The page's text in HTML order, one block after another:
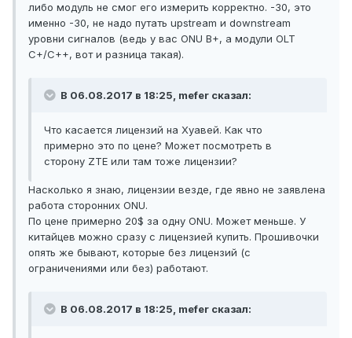
либо модуль не смог его измерить корректно. -30, это
именно -30, не надо путать upstream и downstream
уровни сигналов (ведь у вас ONU B+, а модули OLT
C+/C++, вот и разница такая).
В 06.08.2017 в 18:25, mefer сказал:
Что касается лицензий на Хуавей. Как что
примерно это по цене? Может посмотреть в
сторону ZTE или там тоже лицензии?
Насколько я знаю, лицензии везде, где явно не заявлена
работа сторонних ONU.
По цене примерно 20$ за одну ONU. Может меньше. У
китайцев можно сразу с лицензией купить. Прошивочки
опять же бывают, которые без лицензий (с
ограничениями или без) работают.
В 06.08.2017 в 18:25, mefer сказал: